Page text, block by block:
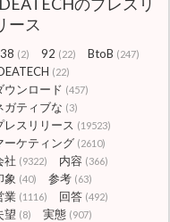
ース
(2) 92 (22) BtoB (247)
(22)
ウンロード (457)
ガティブな (3)
レスリリース (19523)
ーケティング (2610)
社 (9322) 内容 (366)
象 (40) 参考 (63)
業 (1116) 回答 (492)
望 (8) 実態 (907)